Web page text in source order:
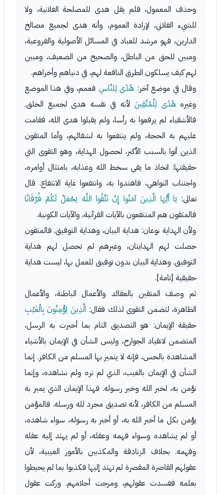
وحذف المعمول، فلم يقل هدى للمصلحة الفلانية، ولا
للشيء الفلاني، لإرادة العموم، وأنه هدى لجميع مصالح
الدارين، فهو مرشد للعباد في المسائل الأصولية والفروعية،
ومبين للحق من الباطل، والصحيح من الضعيف، ومبين
لهم كيف يسلكون الطرق النافعة لهم، في دنياهم وأخراهم.
وقال في موضع آخر: هُدًى لِلنَّاسِ فعمم، وفي هذا الموضع
وغيره هُدًى لِلْمُتَّقِينَ لأنه في نفسه هدى لجميع الخلق.
فالأشقياء لم يرفعوا به رأسا، ولم يقبلوا هدى الله، فقامت
عليهم به الحجة، ولم ينتفعوا به لشقائهم، وأما المتقون
الذين أتوا بالسبب الأكبر، لحصول الهداية، وهو التقوى التي
حقيقتها: اتخاذ ما يقي سخط الله وعذابه، بامتثال أوامره،
واجتناب النواهي، فاهتدوا به، وانتفعوا غاية الانتفاع. قال
تعالى:يَا أَيُّهَا الَّذِينَ آمَنُوا إِنْ تَتَّقُوا اللَّهَ يَجْعَلْ لَكُمْ فُرْقَانًا
فالمتقون هم المنتفعون بالآيات القرآنية، والآيات الكونية.
ولأن الهداية نوعان: هداية البيان، وهداية التوفيق. فالمتقون
حصلت لهم الهدايتان، وغيرهم لم تحصل لهم هداية
التوفيق. وهداية البيان بدون توفيق للعمل بها، ليست هداية
حقيقية [تامة].
ثم وصف المتقين بالعقائد والأعمال الباطنة، والأعمال
الظاهرة، لتضمن التقوى لذلك فقال: الَّذِينَ يُؤْمِنُونَ بِالْغَيْبِ
حقيقة الإيمان: هو التصديق التام بما أخبرت به الرسل،
المتضمن لانقياد الجوارح، وليس الشأن في الإيمان بالأشياء
المشاهدة بالحس، فإنه لا يتميز بها المسلم من الكافر. إنما
الشأن في الإيمان بالغيب، الذي لم نره ولم نشاهده، وإنما
نؤمن به، لخبر الله وخبر رسوله. فهذا الإيمان الذي يميز به
المسلم من الكافر، لأنه تصديق مجرد لله ورسله. فالمؤمن
يؤمن بكل ما أخبر الله به، أو أخبر به رسوله، سواء شاهده،
أو لم يشاهده وسواء فهمه وعقله، أو لم يهتد إليه عقله
وفهمه. بخلاف الزنادقة والمكذبين بالأمور الغيبية، لأن
عقولهم القاصرة المقصرة لم تهتد إليها فكذبوا بما لم يحيطوا
بعلمه ففسدت عقولهم، ومرجت أحلامهم. وزكت عقول